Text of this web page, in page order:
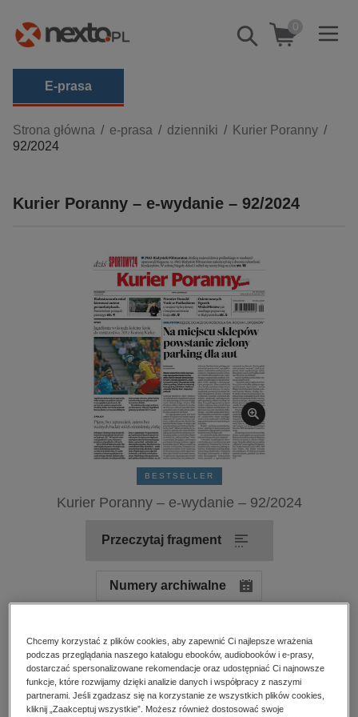
Pokaż/schowaj
wyszukiwarkę
0
E-prasa
Kategorie
Zobacz wszystkie E-prasa
biznesowe, branżowe, gospodarka
dzienniki
hobby, sport, rozrywka
komputery, internet, technologie, informatyka
kobiece, lifestyle, kultura
polityka, społeczno-informacyjne
psychologiczne
popularno-naukowe
Strona główna e-prasa dzienniki
Kurier Poranny
92/2024
Kurier Poranny – e-wydanie – 92/2024
Przeczytaj fragment
BESTSELLER
Kurier Poranny – e-wydanie – 92/2024
Numery archiwalne
Numer:92/2024
Kupując otrzymujesz format: PDF Dostęp online PDF
Chcemy korzystać z plików cookies, aby zapewnić Ci najlepsze wrażenia
podczas przeglądania naszego katalogu ebooków, audiobooków i e-prasy,
dostarczać spersonalizowane rekomendacje oraz udostępniać Ci najnowsze
funkcje, które rozwijamy dzięki analizie danych i współpracy z naszymi
partnerami. Jeśli zgadzasz się na korzystanie ze wszystkich plików cookies,
kliknij „Zaakceptuj wszystkie”. Możesz również dostosować swoje